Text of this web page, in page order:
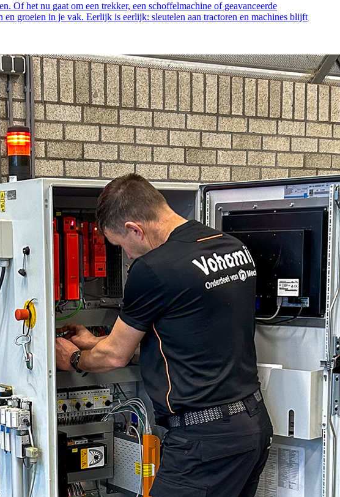
Of het nu gaat om een trekker, een schoffelmachine of geavanceerde
groeien in je vak. Eerlijk is eerlijk: sleutelen aan tractoren en machines blijft